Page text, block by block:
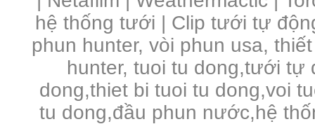
hệ thống tưới | Clip tưới tự
phun hunter, vòi phun usa,
hunter, tuoi tu dong,tưới tự
dong,thiet bi tuoi tu dong,voi
tu dong,đầu phun nước,hệ